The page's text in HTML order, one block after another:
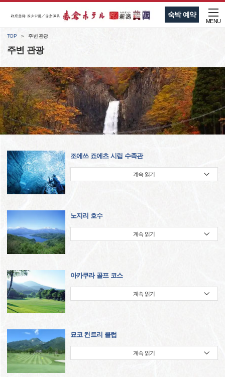
숙박 예약
MENU
TOP 주변 관광
주변 관광
조에쓰 죠에츠 시립 수족관
계속 읽기
노지리 호수
계속 읽기
아카쿠라 골프 코스
계속 읽기
묘코 컨트리 클럽
계속 읽기